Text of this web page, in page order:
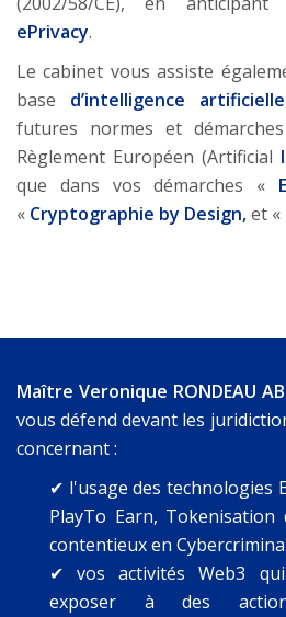
ePrivacy.
Le cabinet vous assiste
base d’intelligence artificielle
futures normes et
Règlement Européen (Artificial
que dans vos démarches «
« Cryptographie by Design,et «
Maître Veronique RONDEAU
vous défend devant les
concernant :
✔ l'usage des technologies
PlayTo Earn,
contentieux en
✔vos activités Web3
exposer à des